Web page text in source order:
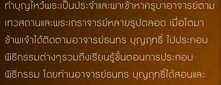
ทำบุญไหว้พระเป็นประจำและพาเข้าหาครูบาอาจารย์ตาม
เทวสถานและพระเถราจารย์หลายรูปตลอด เมื่อโตมา
ข้าพเจ้าได้ติดตามอาจารย์ธนทร บุญฤทธิ์ ไปประกอบ
พิธีกรรมต่างๆรวมถึงเรียนรู้ขั้นตอนการประกอบ
พิธีกรรม โดยท่านอาจารย์ธนทร บุญฤทธิ์ได้สอนและ